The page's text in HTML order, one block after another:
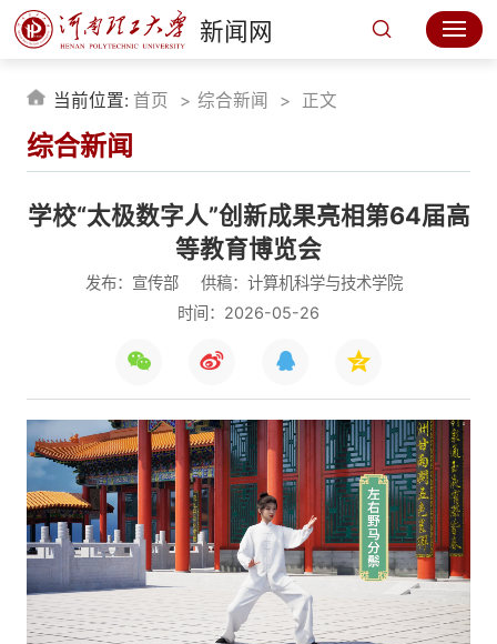
新闻网
综合新闻
当前位置: 首页 综合新闻 正文
学校“太极数字人”创新成果亮相第64届高
等教育博览会
发布：宣传部
供稿：计算机科学与技术学院
时间：2026-05-26